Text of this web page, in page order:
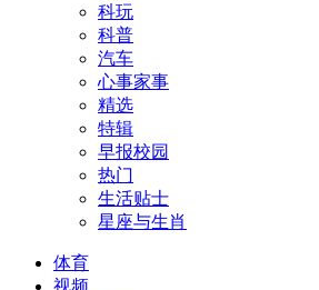
科玩
科普
汽车
心事家事
精选
特辑
早报校园
热门
生活贴士
星座与生肖
体育